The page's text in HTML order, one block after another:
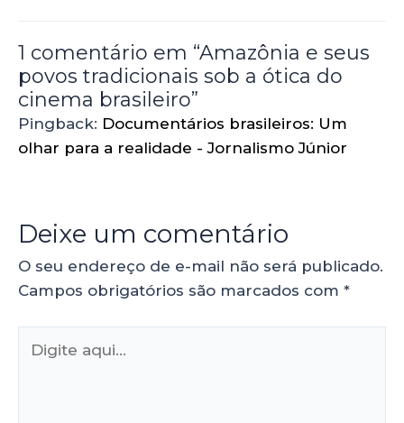
1 comentário em “Amazônia e seus
povos tradicionais sob a ótica do
cinema brasileiro”
Pingback: Documentários brasileiros: Um
olhar para a realidade - Jornalismo Júnior
Deixe um comentário
O seu endereço de e-mail não será publicado.
Campos obrigatórios são marcados com *